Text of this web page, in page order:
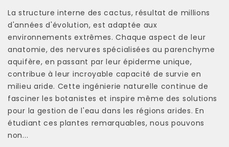
La structure interne des cactus, résultat de millions
d'années d'évolution, est adaptée aux
environnements extrêmes. Chaque aspect de leur
anatomie, des nervures spécialisées au parenchyme
aquifère, en passant par leur épiderme unique,
contribue à leur incroyable capacité de survie en
milieu aride. Cette ingénierie naturelle continue de
fasciner les botanistes et inspire même des solutions
pour la gestion de l'eau dans les régions arides. En
étudiant ces plantes remarquables, nous pouvons
non...